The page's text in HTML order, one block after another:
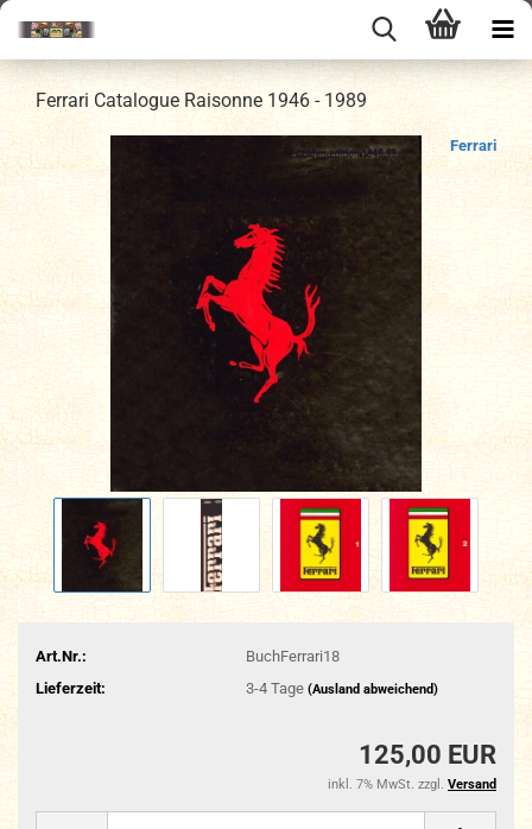
Ferrari Catalogue Raisonne 1946 - 1989
Ferrari
Art.Nr.:
BuchFerrari18
Lieferzeit:
3-4 Tage (Ausland abweichend)
125,00 EUR
inkl. 7% MwSt. zzgl. Versand